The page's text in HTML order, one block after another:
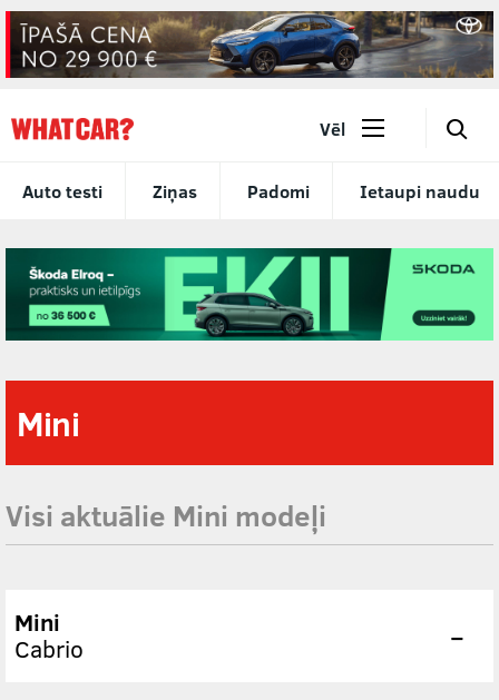
Auto testi Ziņas Padomi Ietaupi naudu
Vēl 🔎
Mini
Visi aktuālie Mini modeļi
Mini
Cabrio
–